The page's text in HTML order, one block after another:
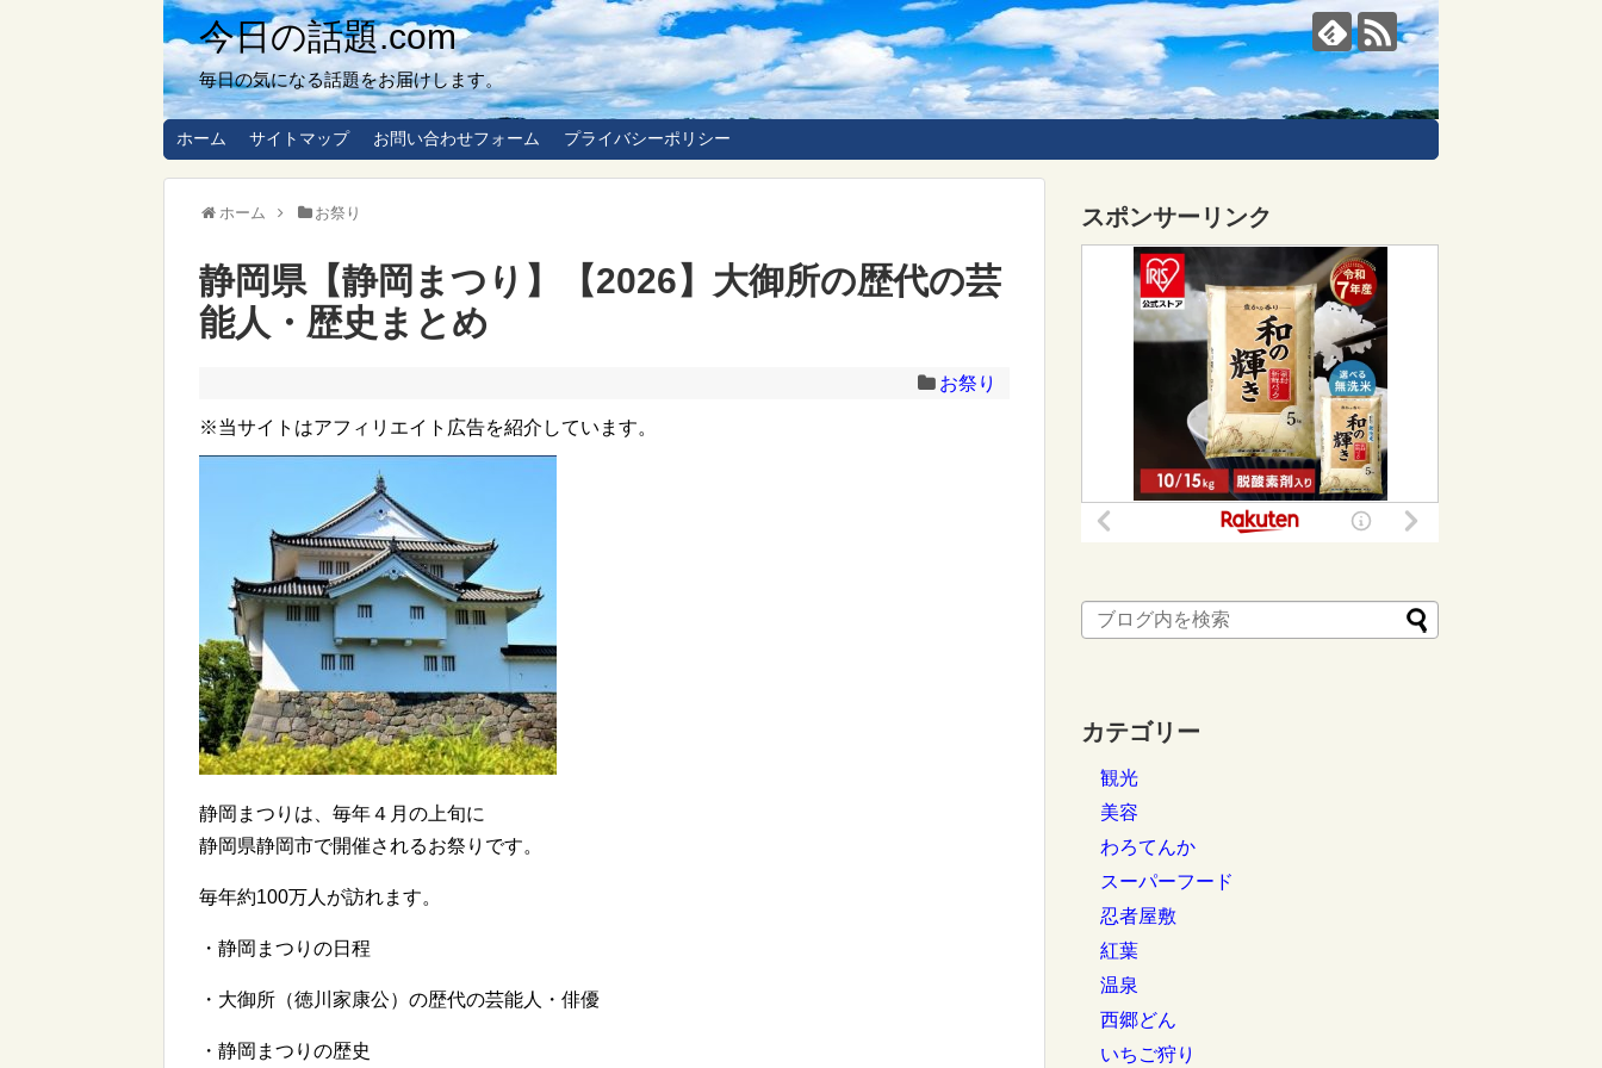
今日の話題.com
毎日の気になる話題をお届けします。
ホーム サイトマップ お問い合わせフォーム プライバシーポリシー
ホーム お祭り
静岡県【静岡まつり】【2026】大御所の歴代の芸
能人・歴史まとめ
お祭り
※当サイトはアフィリエイト広告を紹介しています。
静岡まつりは、毎年４月の上旬に
静岡県静岡市で開催されるお祭りです。
毎年約100万人が訪れます。
・静岡まつりの日程
・大御所（徳川家康公）の歴代の芸能人・俳優
・静岡まつりの歴史
スポンサーリンク
カテゴリー
観光
美容
わろてんか
スーパーフード
忍者屋敷
紅葉
温泉
西郷どん
いちご狩り